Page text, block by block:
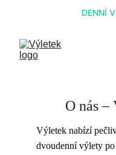
DENNÍ
O nás –
Výletek nabízí
dvoudenní výlety